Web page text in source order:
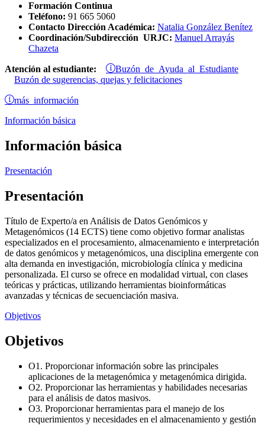
Formación Continua
Teléfono: 91 665 5060
Contacto Dirección Académica: Natalia González Benítez
Coordinación/Subdirección URJC: Manuel Arrayás
Chazeta
Atención al estudiante: Buzón de Ayuda al Estudiante
Buzón de sugerencias, quejas y felicitaciones
más información
Información básica
Información básica
Presentación
Presentación
Título de Experto/a en Análisis de Datos Genómicos y
Metagenómicos (14 ECTS) tiene como objetivo formar analistas
especializados en el procesamiento, almacenamiento e interpretación
de datos genómicos y metagenómicos, una disciplina emergente con
alta demanda en investigación, microbiología clínica y medicina
personalizada. El curso se ofrece en modalidad virtual, con clases
teóricas y prácticas, utilizando herramientas bioinformáticas
avanzadas y técnicas de secuenciación masiva.
Objetivos
Objetivos
O1. Proporcionar información sobre las principales
aplicaciones de la metagenómica y metagenómica dirigida.
O2. Proporcionar las herramientas y habilidades necesarias
para el análisis de datos masivos.
O3. Proporcionar herramientas para el manejo de los
requerimientos y necesidades en el almacenamiento y gestión